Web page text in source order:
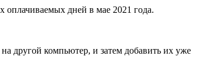
оплачиваемых дней в мае 2021 года.
другой компьютер, и затем добавить их уже